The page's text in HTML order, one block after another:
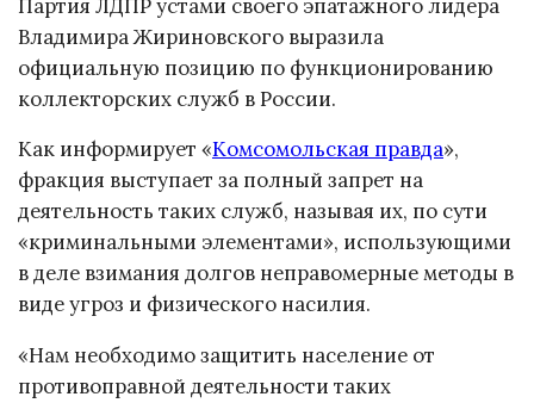
Партия ЛДПР устами своего эпатажного лидера
Владимира Жириновского выразила
официальную позицию по функционированию
коллекторских служб в России.
Как информирует «Комсомольская правда»,
фракция выступает за полный запрет на
деятельность таких служб, называя их, по сути
«криминальными элементами», использующими
в деле взимания долгов неправомерные методы в
виде угроз и физического насилия.
«Нам необходимо защитить население от
противоправной деятельности таких